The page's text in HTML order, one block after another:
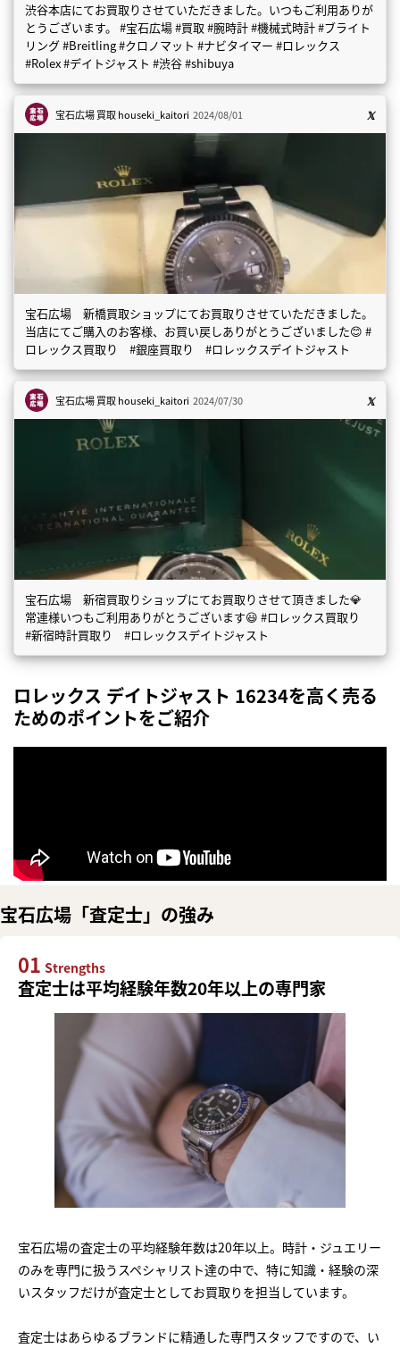
渋谷本店にてお買取りさせていただきました。いつもご利用ありが
とうございます。 #宝石広場 #買取 #腕時計 #機械式時計 #ブライト
リング #Breitling #クロノマット #ナビタイマー #ロレックス
#Rolex #デイトジャスト #渋谷 #shibuya
宝石広場 買取houseki_kaitori 2024/08/01
宝石広場 新橋買取ショップにてお買取りさせていただきました。
当店にてご購入のお客様、お買い戻しありがとうございました😊 #
ロレックス買取り #銀座買取り #ロレックスデイトジャスト
宝石広場 買取houseki_kaitori 2024/07/30
宝石広場 新宿買取りショップにてお買取りさせて頂きました💎
常連様いつもご利用ありがとうございます😃 #ロレックス買取り
#新宿時計買取り #ロレックスデイトジャスト
ロレックス デイトジャスト 16234を高く売る
ためのポイントをご紹介
宝石広場「査定士」の強み
01 Strengths
査定士は平均経験年数20年以上の専門家
宝石広場の査定士の平均経験年数は20年以上。時計・ジュエリー
のみを専門に扱うスペシャリスト達の中で、特に知識・経験の深
いスタッフだけが査定士としてお買取りを担当しています。
査定士はあらゆるブランドに精通した専門スタッフですので、い